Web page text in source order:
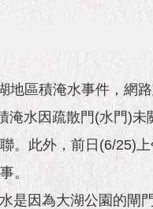
區積淹水事件，網路
水因疏散門(水門)未
。此外，前日(6/25)
。
因為大湖公園的閘門